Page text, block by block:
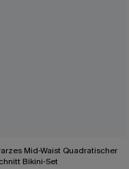
Mid-Waist Quadratischer
Bikini-Set